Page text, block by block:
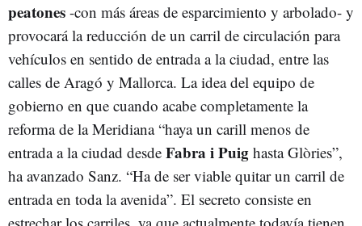
peatones -con más áreas de esparcimiento y arbolado- y
provocará la reducción de un carril de circulación para
vehículos en sentido de entrada a la ciudad, entre las
calles de Aragó y Mallorca. La idea del equipo de
gobierno en que cuando acabe completamente la
reforma de la Meridiana “haya un carill menos de
entrada a la ciudad desde Fabra i Puig hasta Glòries”,
ha avanzado Sanz. “Ha de ser viable quitar un carril de
entrada en toda la avenida”. El secreto consiste en